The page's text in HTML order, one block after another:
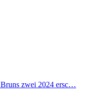
Bruns zwei 2024 ersc…